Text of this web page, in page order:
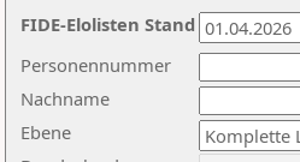
Nachname
Ebene
Personennummer
FIDE-Elolisten Stand